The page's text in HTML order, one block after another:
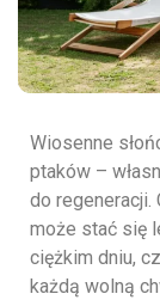
Wiosenne
ptaków –
do regeneracji.
może stać się
ciężkim dniu,
każdą wolną